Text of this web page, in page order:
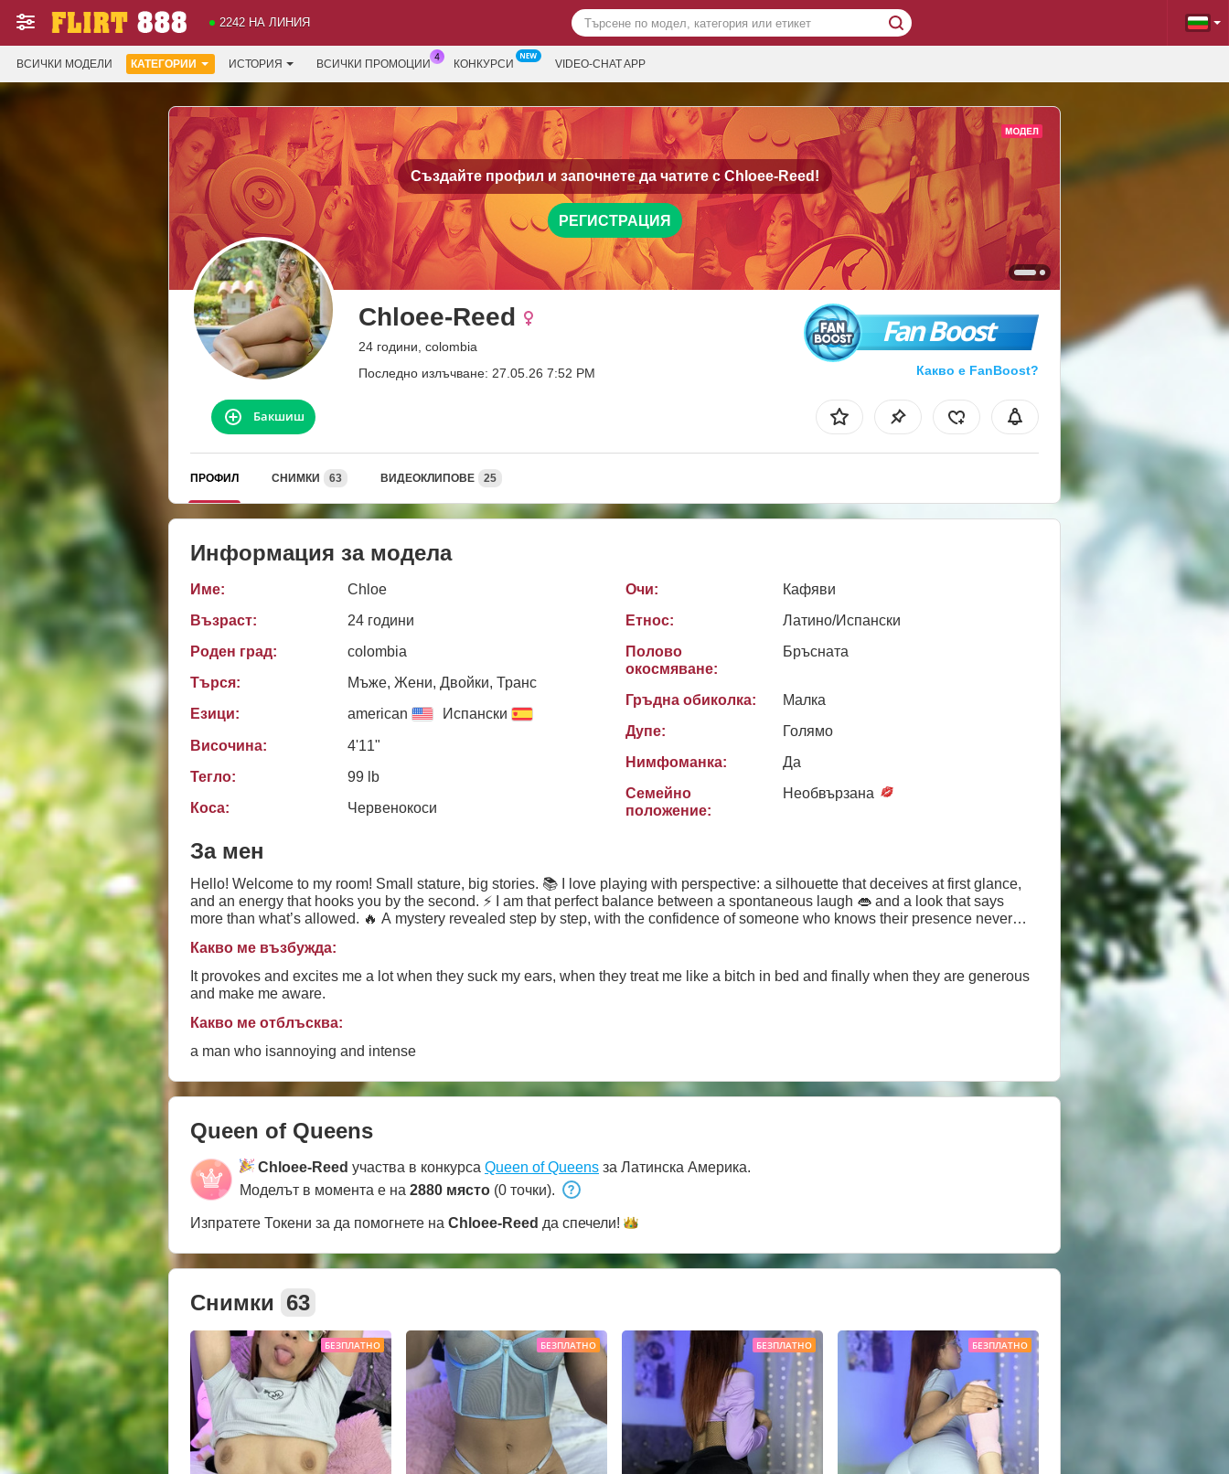
2242 НА ЛИНИЯ
ВСИЧКИ МОДЕЛИ КАТЕГОРИИ ИСТОРИЯ ВСИЧКИ ПРОМОЦИИ КОНКУРСИ VIDEO-CHAT APP
Създайте профил и започнете да чатите с Chloee-Reed!
РЕГИСТРАЦИЯ
Chloee-Reed
24 години, colombia
Последно излъчване: 27.05.26 7:52 PM
Fan Boost
Какво е FanBoost?
Бакшиш
ПРОФИЛ СНИМКИ 63 ВИДЕОКЛИПОВЕ 25
Информация за модела
Име:
Chloe
Възраст:
24 години
Роден град:
colombia
Търся:
Мъже, Жени, Двойки, Транс
Езици:
american Испански
Височина:
4'11"
Тегло:
99 lb
Коса:
Червенокоси
Очи:
Кафяви
Етнос:
Латино/Испански
Полово
окосмяване:
Бръсната
Гръдна обиколка:
Малкa
Дупе:
Голямо
Нимфоманка:
Да
Семейно
положение:
Необвързана
За мен
Hello! Welcome to my room! Small stature, big stories. 📚 I love playing with perspective: a silhouette that deceives at first glance,
and an energy that hooks you by the second. ⚡ I am that perfect balance between a spontaneous laugh 👄 and a look that says
more than what’s allowed. 🔥 A mystery revealed step by step, with the confidence of someone who knows their presence never
Какво ме възбужда:
It provokes and excites me a lot when they suck my ears, when they treat me like a bitch in bed and finally when they are generous
and make me aware.
Какво ме отблъсква:
a man who isannoying and intense
Queen of Queens
Chloee-Reed участва в конкурса Queen of Queens за Латинска Америка.
Моделът в момента е на 2880 място (0 точки).
Изпратете Токени за да помогнете на Chloee-Reed да спечели!
Снимки 63
БЕЗПЛАТНО БЕЗПЛАТНО БЕЗПЛАТНО БЕЗПЛАТНО